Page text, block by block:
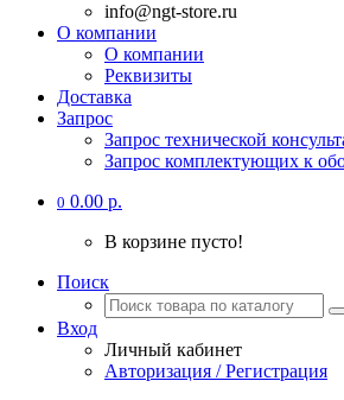
info@ngt-store.ru
О компании
О компании
Реквизиты
Доставка
Запрос
Запрос технической
Запрос комплектующих к
0 0.00 р.
В корзине пусто!
Поиск
Вход
Личный кабинет
Авторизация / Регистрация